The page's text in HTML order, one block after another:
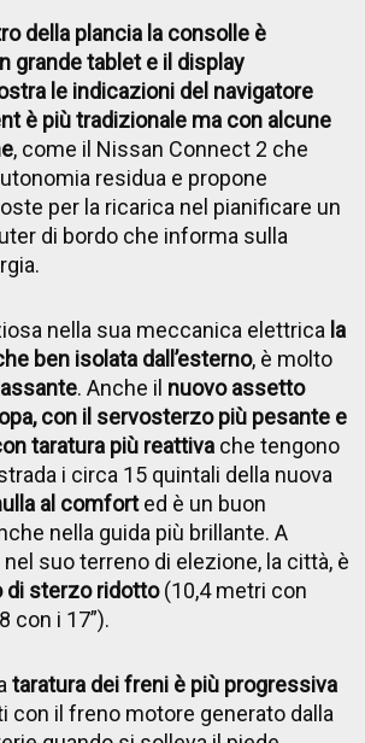
della plancia la consolle è
grande tablet e il display
le indicazioni del navigatore
è più tradizionale ma con alcune
, come il Nissan Connect 2 che
residua e propone
per la ricarica nel pianificare un
di bordo che informa sulla
nella sua meccanica elettrica la
ben isolata dall’esterno, è molto
. Anche il nuovo assetto
con il servosterzo più pesante e
taratura più reattiva che tengono
i circa 15 quintali della nuova
al comforted è un buon
nella guida più brillante. A
suo terreno di elezione, la città, è
di sterzo ridotto(10,4 metri con
con i 17”).
taratura dei freni è più progressiva
con il freno motore generato dalla